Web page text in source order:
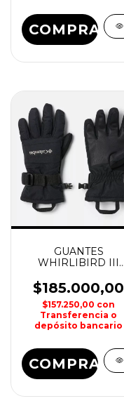
COMPRAR
GUANTES
WHIRLIBIRD III
$185.000,00
$157.250,00 con
Transferencia o
depósito bancario
COMPRAR